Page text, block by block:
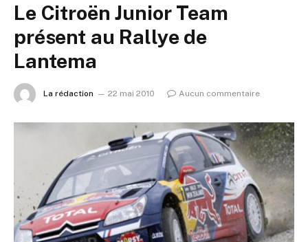
Le Citroën Junior Team
présent au Rallye de
Lantema
La rédaction 22 mai 2010 Aucun commentaire